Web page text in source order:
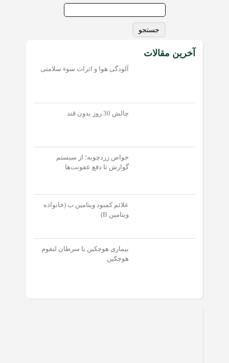
جستجو
برای:
آخرین مقالات
آلودگی هوا و اثرات سوء سلامتی
چالش 30 روز بدون قند
خواص زردچوبه؛ از سیستم
گوارش تا دفع عفونت‌‌ها
علائم کمبود ویتامین ب (خانواده
ویتامین B)
بیماری هوچکین یا سرطان لنفوم
هوچکین